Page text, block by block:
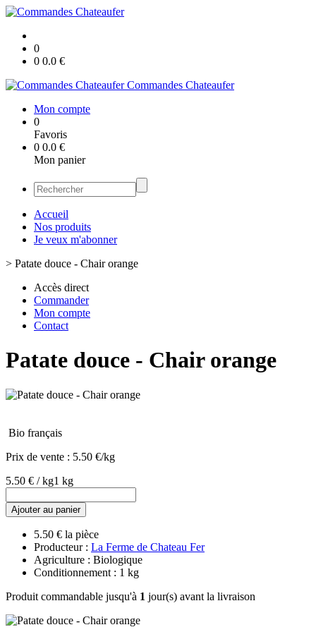
0
0 0.0 €
Commandes Chateaufer
Mon compte
0
Favoris
0 0.0 €
Mon panier
Accueil
Nos produits
Je veux m'abonner
> Patate douce - Chair orange
Accès direct
Commander
Mon compte
Contact
Patate douce - Chair orange
Bio français
Prix de vente : 5.50 €/kg
5.50 € / kg1 kg
Ajouter au panier
5.50 € la pièce
Producteur : La Ferme de Chateau Fer
Agriculture : Biologique
Conditionnement : 1 kg
Produit commandable jusqu'à 1 jour(s) avant la livraison